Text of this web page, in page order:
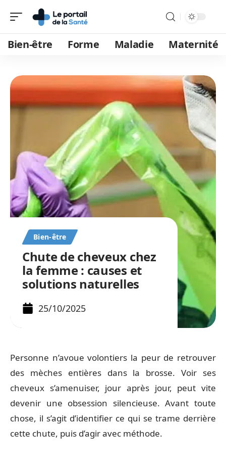
Bien-être Forme Maladie Maternité
Bien-être
Chute de cheveux chez
la femme : causes et
solutions naturelles
25/10/2025
Personne n’avoue volontiers la peur de retrouver
des mèches entières dans la brosse. Voir ses
cheveux s’amenuiser, jour après jour, peut vite
devenir une obsession silencieuse. Avant toute
chose, il s’agit d’identifier ce qui se trame derrière
cette chute, puis d’agir avec méthode.